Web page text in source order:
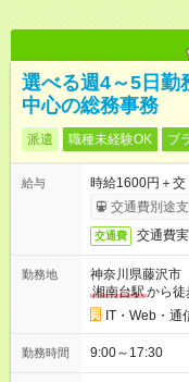
選べる週4～5日勤
中心の総務事務
派遣 職種未経験OK ブ
給与
時給1600円＋交
交通費別途
交通費 交通費
勤務地
神奈川県藤沢市
湘南台駅から徒
IT・Web・通
勤務時間 9:00～17:30